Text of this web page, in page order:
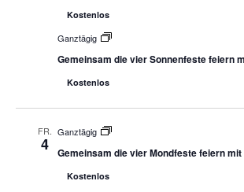
Kostenlos
Ganztägig
Gemeinsam die vier Sonnenfeste feiern
Kostenlos
FR.
4
Ganztägig
Gemeinsam die vier Mondfeste feiern
Kostenlos